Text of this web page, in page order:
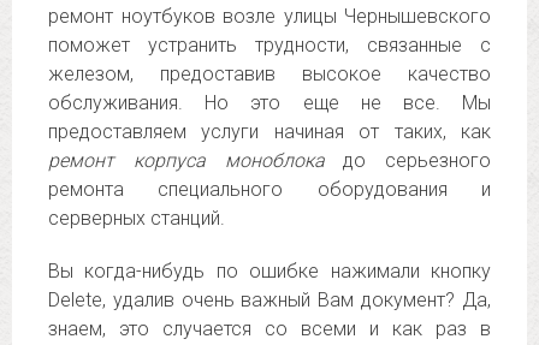
ремонт ноутбуков возле улицы Чернышевского
поможет устранить трудности, связанные с
железом, предоставив высокое качество
обслуживания. Но это еще не все. Мы
предоставляем услуги начиная от таких, как
ремонт корпуса моноблокадо серьезного
ремонта специального оборудования и
серверных станций.
Вы когда-нибудь по ошибке нажимали кнопку
Delete, удалив очень важный Вам документ? Да,
знаем, это случается со всеми и как раз в